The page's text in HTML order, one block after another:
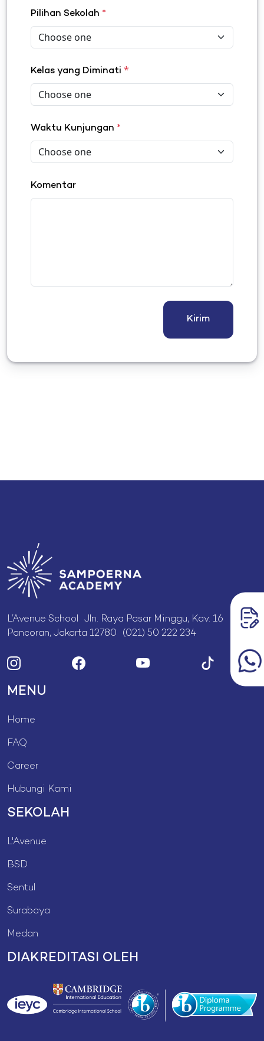
Pilihan Sekolah *
Kelas yang Diminati *
Waktu Kunjungan *
Komentar
Kirim
L’Avenue School Jln. Raya Pasar Minggu, Kav. 16
Pancoran, Jakarta 12780 (021) 50 222 234
MENU
Home
FAQ
Career
Hubungi Kami
SEKOLAH
L'Avenue
BSD
Sentul
Surabaya
Medan
DIAKREDITASI OLEH